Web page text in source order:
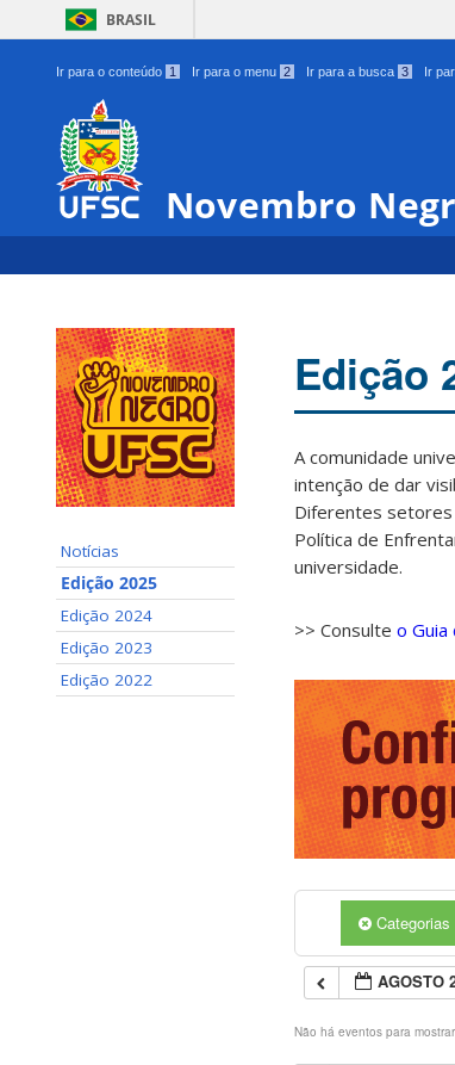
BRASIL
Ir para o conteúdo 1 Ir para o menu 2 Ir para a busca 3 Ir
Novembro
Notícias
Edição 2025
Edição 2024
Edição 2023
Edição 2022
Edição
A comunidade
intenção de dar
Diferentes setores
Política de
universidade.
>> Consulte o Guia
Categorias
AGOSTO
Não há eventos para